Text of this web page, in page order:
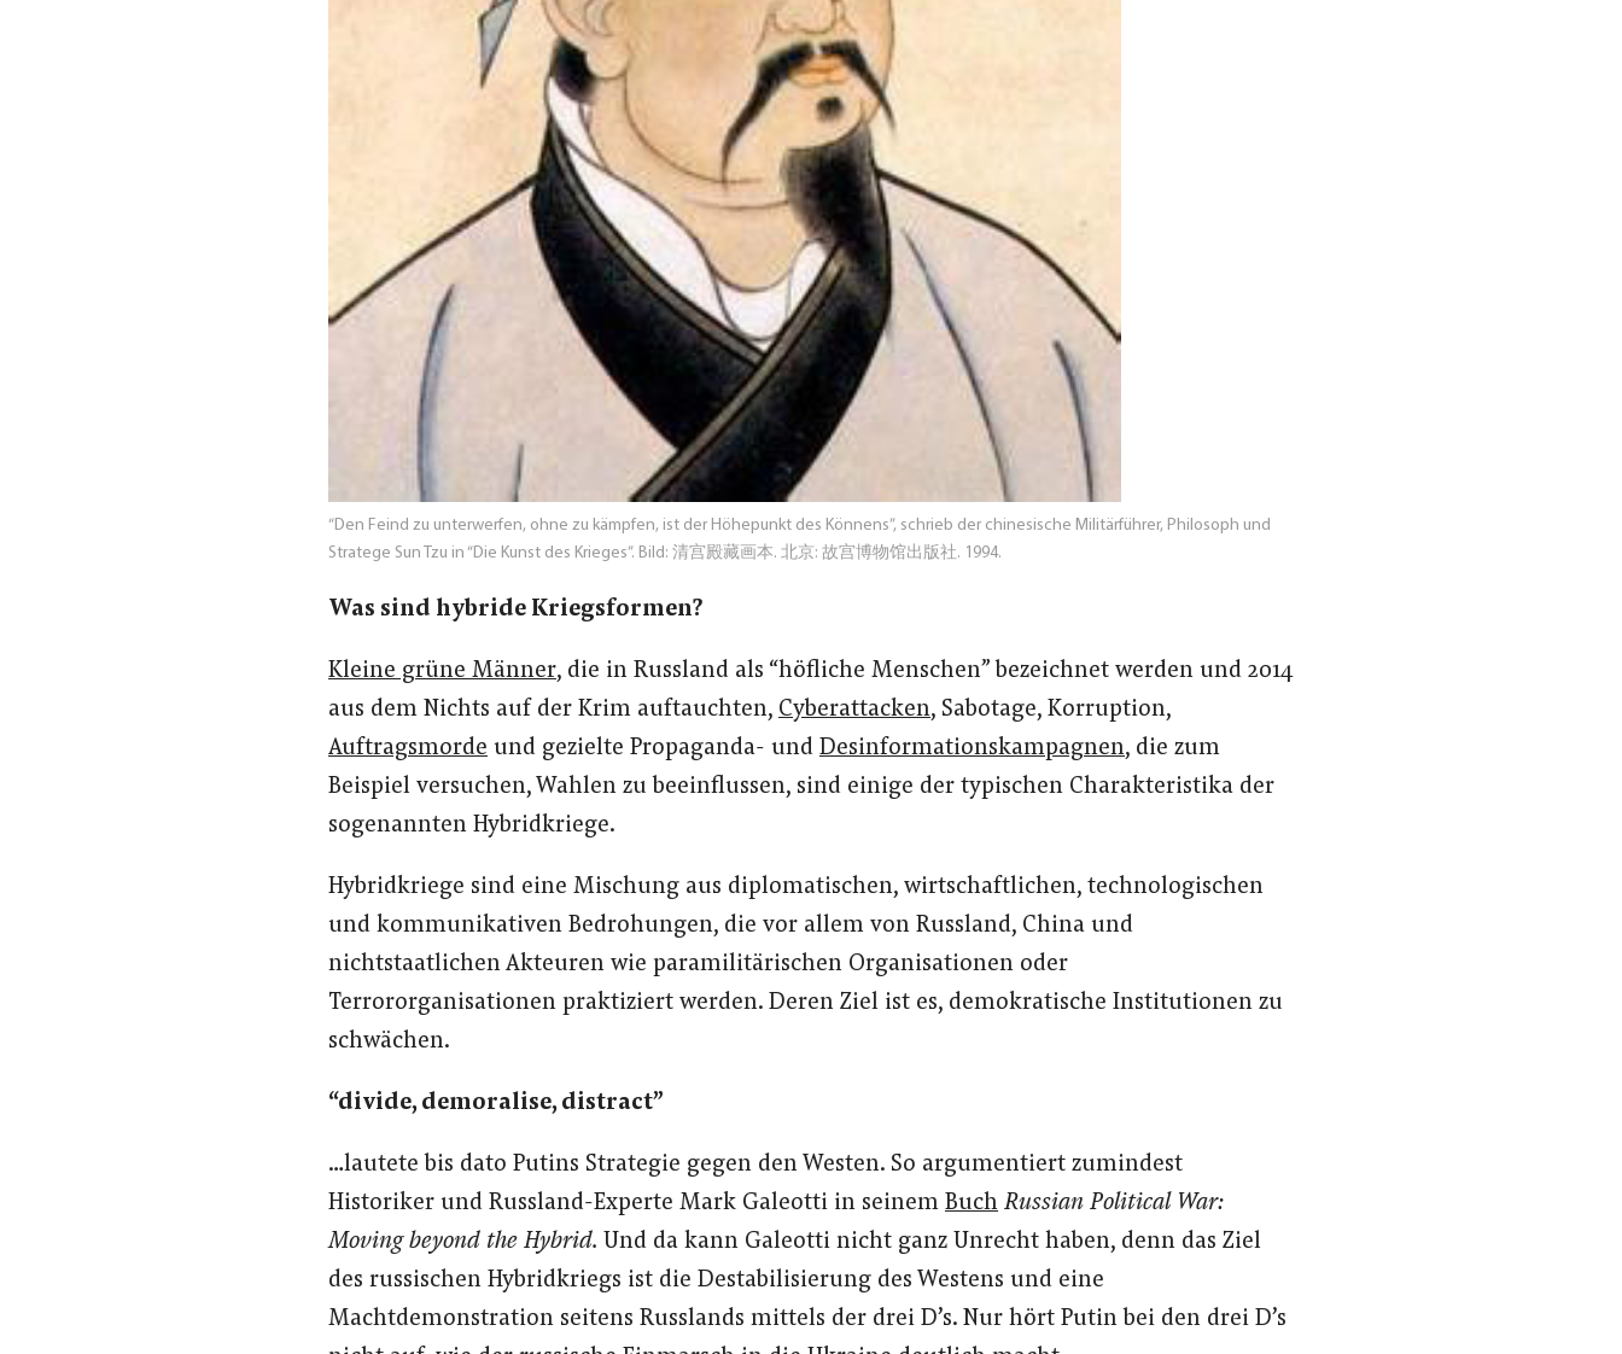
“Den Feind zu unterwerfen, ohne zu kämpfen, ist der Höhepunkt des Könnens”, schrieb der chinesische Militärführer, Philosoph und
Stratege Sun Tzu in “Die Kunst des Krieges”. Bild: 清宫殿藏画本. 北京: 故宫博物馆出版社. 1994.
Was sind hybride Kriegsformen?
Kleine grüne Männer, die in Russland als “höfliche Menschen” bezeichnet werden und 2014
aus dem Nichts auf der Krim auftauchten, Cyberattacken, Sabotage, Korruption,
Auftragsmorde und gezielte Propaganda- und Desinformationskampagnen, die zum
Beispiel versuchen, Wahlen zu beeinflussen, sind einige der typischen Charakteristika der
sogenannten Hybridkriege.
Hybridkriege sind eine Mischung aus diplomatischen, wirtschaftlichen, technologischen
und kommunikativen Bedrohungen, die vor allem von Russland, China und
nichtstaatlichen Akteuren wie paramilitärischen Organisationen oder
Terrororganisationen praktiziert werden. Deren Ziel ist es, demokratische Institutionen zu
schwächen.
“divide, demoralise, distract”
…lautete bis dato Putins Strategie gegen den Westen. So argumentiert zumindest
Historiker und Russland-Experte Mark Galeotti in seinem Buch Russian Political War:
Moving beyond the Hybrid. Und da kann Galeotti nicht ganz Unrecht haben, denn das Ziel
des russischen Hybridkriegs ist die Destabilisierung des Westens und eine
Machtdemonstration seitens Russlands mittels der drei D’s. Nur hört Putin bei den drei D’s